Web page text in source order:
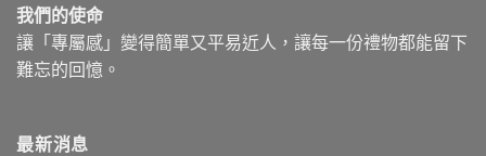
我們的使命
讓「專屬感」變得簡單又平易近人，讓每一份禮物都能留下
難忘的回憶。
最新消息